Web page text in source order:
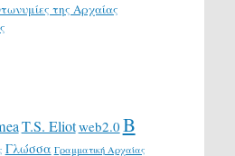
της Αρχαίας
T.S. Eliotweb2.0 Β
Γλώσσα Γραμματική Αρχαίας